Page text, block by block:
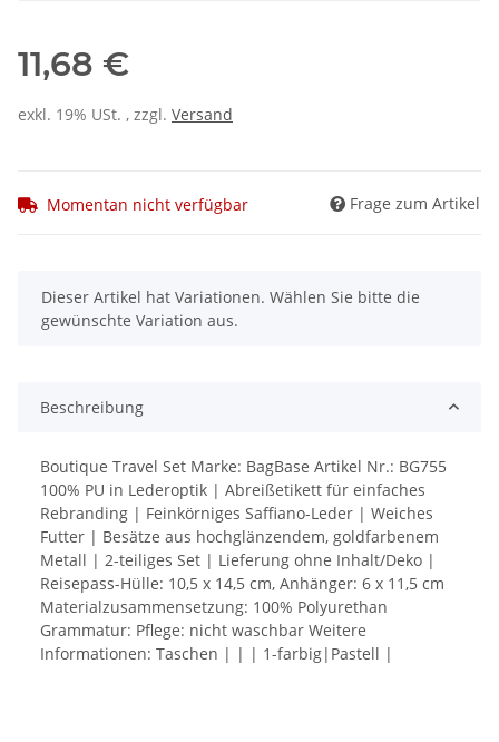
11,68 €
exkl. 19% USt. , zzgl. Versand
Momentan nicht verfügbar Frage zum Artikel
x
Dieser Artikel hat Variationen. Wählen Sie bitte die
gewünschte Variation aus.
Beschreibung
Boutique Travel Set Marke: BagBase Artikel Nr.: BG755
100% PU in Lederoptik | Abreißetikett für einfaches
Rebranding | Feinkörniges Saffiano-Leder | Weiches
Futter | Besätze aus hochglänzendem, goldfarbenem
Metall | 2-teiliges Set | Lieferung ohne Inhalt/Deko |
Reisepass-Hülle: 10,5 x 14,5 cm, Anhänger: 6 x 11,5 cm
Materialzusammensetzung: 100% Polyurethan
Grammatur: Pflege: nicht waschbar Weitere
Informationen: Taschen | | | 1-farbig|Pastell |